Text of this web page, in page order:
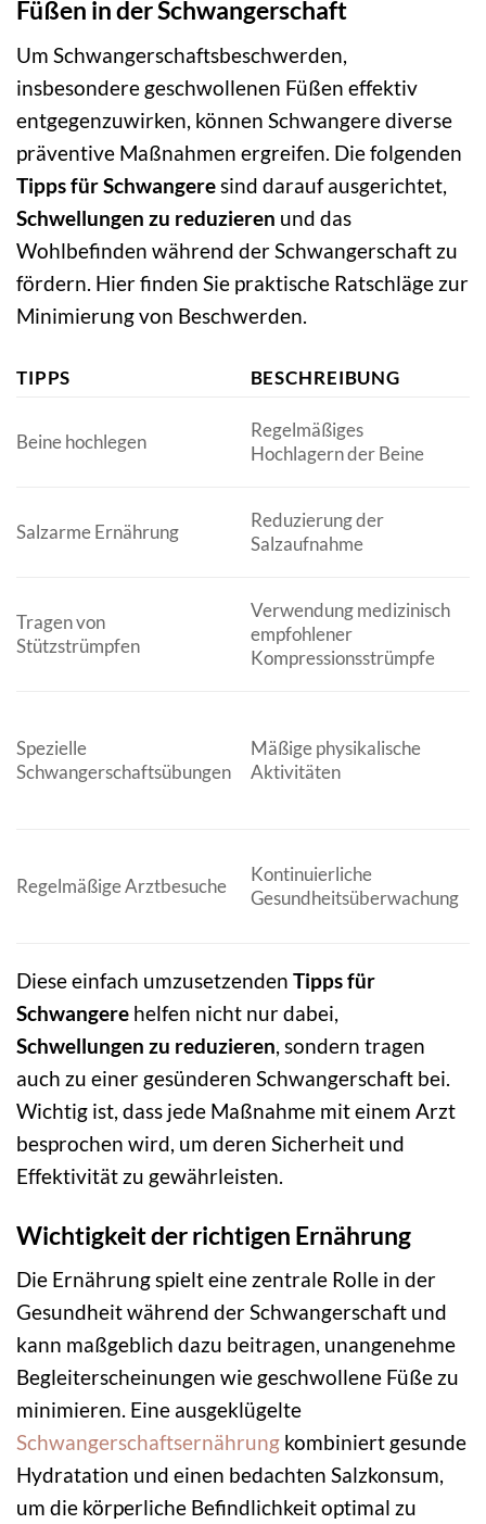
Füßen in der Schwangerschaft
Um Schwangerschaftsbeschwerden,
insbesondere geschwollenen Füßen effektiv
entgegenzuwirken, können Schwangere diverse
präventive Maßnahmen ergreifen. Die folgenden
Tipps für Schwangeresind darauf ausgerichtet,
Schwellungen zu reduzieren und das
Wohlbefinden während der Schwangerschaft zu
fördern. Hier finden Sie praktische Ratschläge zur
Minimierung von Beschwerden.
TIPPS BESCHREIBUNG
Beine hochlegen
Regelmäßiges
Hochlagern der Beine
Salzarme Ernährung
Reduzierung der
Salzaufnahme
Tragen von
Stützstrümpfen
Verwendung medizinisch
empfohlener
Kompressionsstrümpfe
Spezielle
Schwangerschaftsübungen
Mäßige physikalische
Aktivitäten
Regelmäßige Arztbesuche
Kontinuierliche
Gesundheitsüberwachung
Diese einfach umzusetzenden Tipps für
Schwangere helfen nicht nur dabei,
Schwellungen zu reduzieren, sondern tragen
auch zu einer gesünderen Schwangerschaft bei.
Wichtig ist, dass jede Maßnahme mit einem Arzt
besprochen wird, um deren Sicherheit und
Effektivität zu gewährleisten.
Wichtigkeit der richtigen Ernährung
Die Ernährung spielt eine zentrale Rolle in der
Gesundheit während der Schwangerschaft und
kann maßgeblich dazu beitragen, unangenehme
Begleiterscheinungen wie geschwollene Füße zu
minimieren. Eine ausgeklügelte
Schwangerschaftsernährung kombiniert gesunde
Hydratation und einen bedachten Salzkonsum,
um die körperliche Befindlichkeit optimal zu